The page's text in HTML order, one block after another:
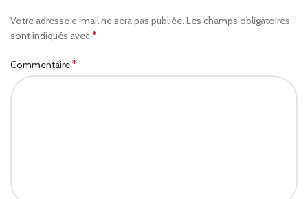
Votre adresse e-mail ne sera pas publiée. Les champs obligatoires
sont indiqués avec *
Commentaire*